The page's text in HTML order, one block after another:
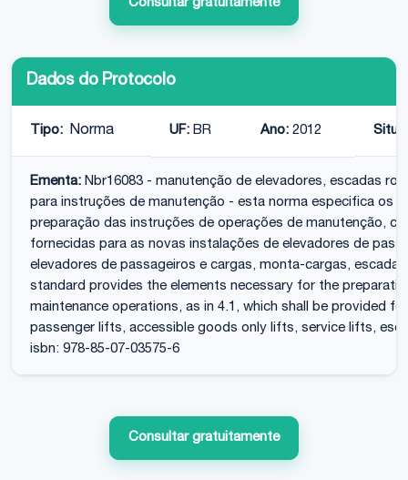
Consultar gratuitamente
Dados do Protocolo
Tipo: Norma UF: BR Ano: 2012
Ementa: Nbr16083 - manutenção de elevadores, escadas
para instruções de manutenção - esta norma especifica os
preparação das instruções de operações de manutenção,
fornecidas para as novas instalações de elevadores de
elevadores de passageiros e cargas, monta-cargas,
standard provides the elements necessary for the
maintenance operations, as in 4.1, which shall be provided
passenger lifts, accessible goods only lifts, service lifts,
isbn: 978-85-07-03575-6
Consultar gratuitamente